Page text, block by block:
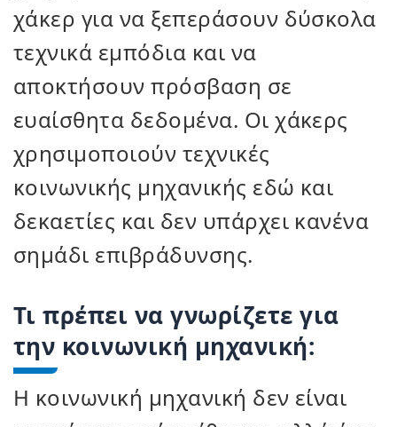
χάκερ για να ξεπεράσουν δύσκολα
τεχνικά εμπόδια και να
αποκτήσουν πρόσβαση σε
ευαίσθητα δεδομένα. Οι χάκερς
χρησιμοποιούν τεχνικές
κοινωνικής μηχανικής εδώ και
δεκαετίες και δεν υπάρχει κανένα
σημάδι επιβράδυνσης.
Τι πρέπει να γνωρίζετε για
την κοινωνική μηχανική:
Η κοινωνική μηχανική δεν είναι